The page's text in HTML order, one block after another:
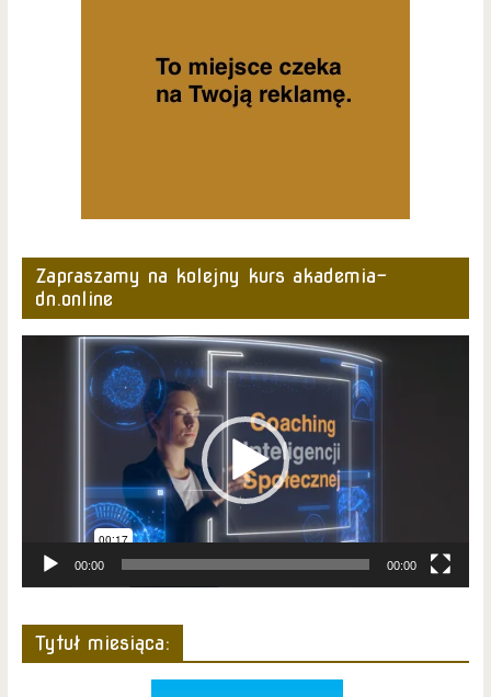
Zapraszamy na kolejny kurs akademia-
dn.online
Odtwarzacz
00:00 00:00
Tytuł miesiąca: